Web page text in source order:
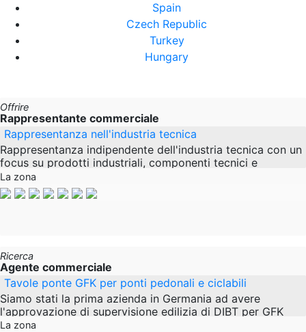
Spain
Czech Republic
Turkey
Hungary
Offrire
Rappresentante commerciale
Rappresentanza nell'industria tecnica
Rappresentanza indipendente dell'industria tecnica con un
focus su prodotti industriali, componenti tecnici e
soluzioni di produzione che richiedono
La zona
Ricerca
Agente commerciale
Tavole ponte GFK per ponti pedonali e ciclabili
Siamo stati la prima azienda in Germania ad avere
l'approvazione di supervisione edilizia di DIBT per GFK
(vetroresina rinforzata plastica) ponte tavole per
La zona